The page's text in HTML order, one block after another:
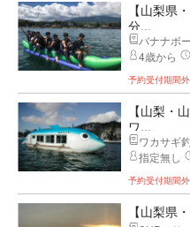
【山梨県
分...
バナナボ
4歳から
予約受付期間外
【山梨・
ワ...
ワカサギ
指定無し
予約受付期間外
【山梨県